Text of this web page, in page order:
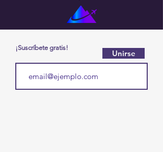
¡Suscríbete gratis!
Unirse